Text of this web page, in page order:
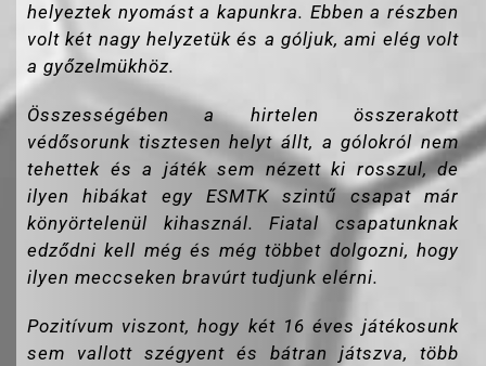
helyeztek nyomást a kapunkra. Ebben a részben
volt két nagy helyzetük és a góljuk, ami elég volt
a győzelmükhöz.
Összességében a hirtelen összerakott
védősorunk tisztesen helyt állt, a gólokról nem
tehettek és a játék sem nézett ki rosszul, de
ilyen hibákat egy ESMTK szintű csapat már
könyörtelenül kihasznál. Fiatal csapatunknak
edződni kell még és még többet dolgozni, hogy
ilyen meccseken bravúrt tudjunk elérni.
Pozitívum viszont, hogy két 16 éves játékosunk
sem vallott szégyent és bátran játszva, több